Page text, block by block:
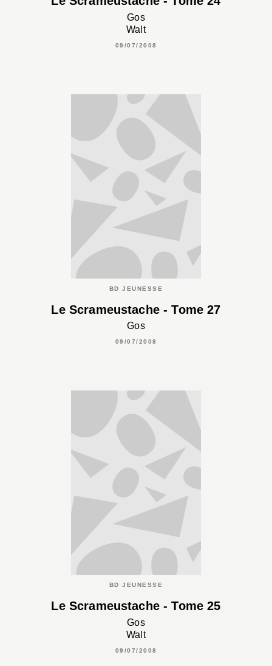
Gos
Walt
09/07/2008
BD JEUNESSE
Le Scrameustache - Tome 27
Gos
09/07/2008
BD JEUNESSE
Le Scrameustache - Tome 25
Gos
Walt
09/07/2008